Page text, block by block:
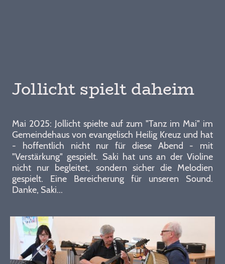
Jollicht spielt daheim
Mai 2025: Jollicht spielte auf zum "Tanz im Mai" im
Gemeindehaus von evangelisch Heilig Kreuz und hat
- hoffentlich nicht nur für diese Abend - mit
"Verstärkung" gespielt. Saki hat uns an der Violine
nicht nur begleitet, sondern sicher die Melodien
gespielt. Eine Bereicherung für unseren Sound.
Danke, Saki...